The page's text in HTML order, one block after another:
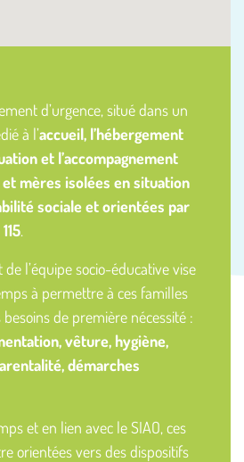
d’urgence, situé dans un
à l’accueil, l’hébergement
et l’accompagnement
mères isolées en situation
sociale et orientées par
.
de l’équipe socio-éducative vise
à permettre à ces familles
de première nécessité :
vêture, hygiène,
démarches
et en lien avec le SIAO, ces
orientées vers des dispositifs